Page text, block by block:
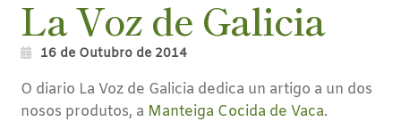
La Voz de Galicia
16 de Outubro de 2014
O diario La Voz de Galicia dedica un artigo a un dos
nosos produtos, a Manteiga Cocida de Vaca.